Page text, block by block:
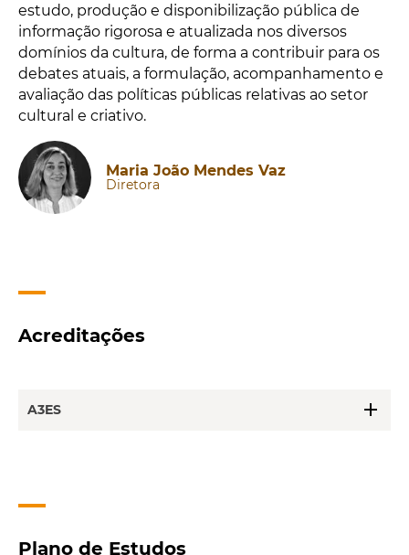
estudo, produção e disponibilização pública de
informação rigorosa e atualizada nos diversos
domínios da cultura, de forma a contribuir para os
debates atuais, a formulação, acompanhamento e
avaliação das políticas públicas relativas ao setor
cultural e criativo.
Maria João Mendes Vaz
Diretora
Acreditações
A3ES add
Plano de Estudos